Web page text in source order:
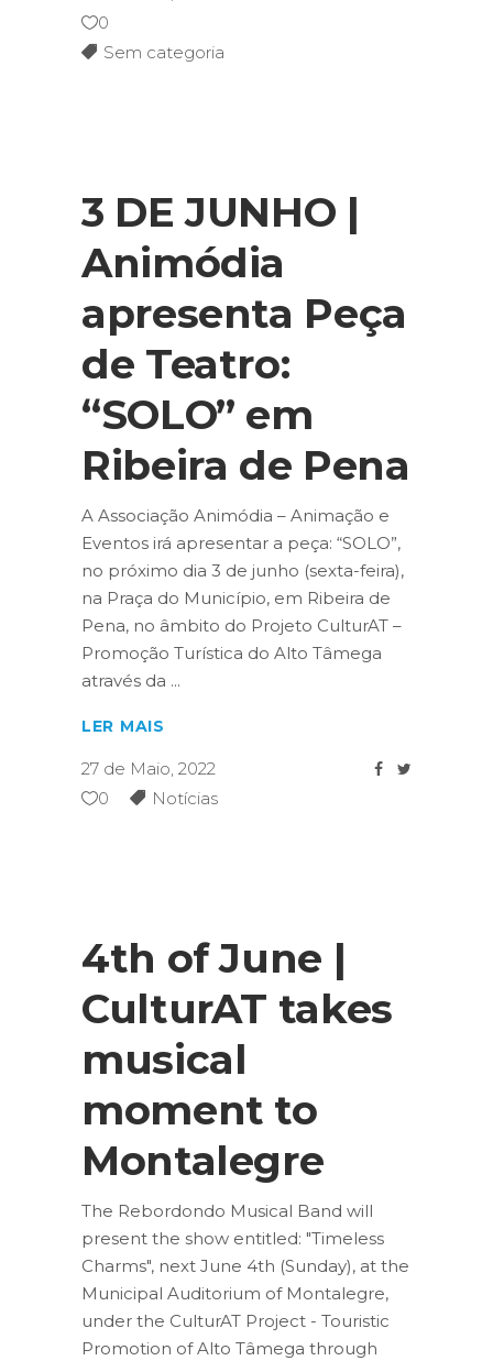
0
Sem categoria
3 DE JUNHO |
Animódia
apresenta Peça
de Teatro:
“SOLO” em
Ribeira de Pena
A Associação Animódia – Animação e
Eventos irá apresentar a peça: “SOLO”,
no próximo dia 3 de junho (sexta-feira),
na Praça do Município, em Ribeira de
Pena, no âmbito do Projeto CulturAT –
Promoção Turística do Alto Tâmega
através da
LER MAIS
27 de Maio, 2022
0
Notícias
4th of June |
CulturAT takes
musical
moment to
Montalegre
The Rebordondo Musical Band will
present the show entitled: "Timeless
Charms", next June 4th (Sunday), at the
Municipal Auditorium of Montalegre,
under the CulturAT Project - Touristic
Promotion of Alto Tâmega through